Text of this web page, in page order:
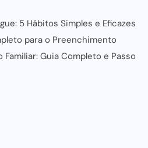
5 Hábitos Simples e Eficazes
para o Preenchimento
Guia Completo e Passo